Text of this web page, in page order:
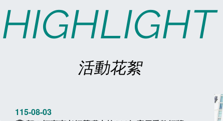
HIGHLIGHT
活動花絮